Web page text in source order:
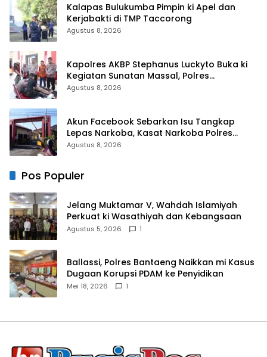
Kalapas Bulukumba Pimpin ki Apel dan
Kerjabakti di TMP Taccorong
Agustus 8, 2026
Kapolres AKBP Stephanus Luckyto Buka ki
Kegiatan Sunatan Massal, Polres
Bulukumba Kerjasama dengan Pemuda
Agustus 8, 2026
Akun Facebook Sebarkan Isu Tangkap
Lepas Narkoba, Kasat Narkoba Polres
Takalar: Itu Hoax dan Fitnah
Agustus 8, 2026
Pos Populer
Jelang Muktamar V, Wahdah Islamiyah
Perkuat ki Wasathiyah dan Kebangsaan
Agustus 5, 2026 1
Ballassi, Polres Bantaeng Naikkan mi Kasus
Dugaan Korupsi PDAM ke Penyidikan
Mei 18, 2026 1